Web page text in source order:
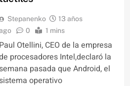
Stepanenko
13 años
0 1 mins
Paul Otellini, CEO de la empresa
procesadores Intel,declaró la
semana pasada que Android, el
sistema operativo